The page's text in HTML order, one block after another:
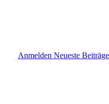
Anmelden Neueste Beiträge